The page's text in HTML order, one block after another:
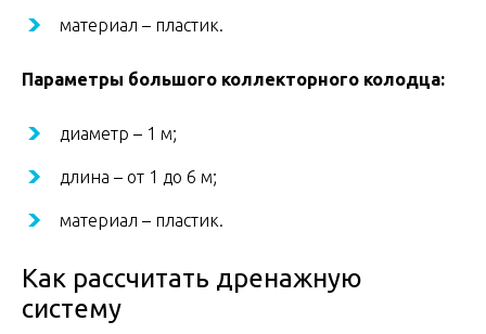
материал – пластик.
Параметры большого коллекторного колодца:
диаметр – 1 м;
длина – от 1 до 6 м;
материал – пластик.
Как рассчитать дренажную
систему